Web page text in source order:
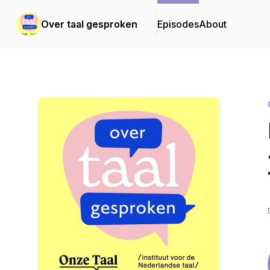
Over taal gesproken EpisodesAbout